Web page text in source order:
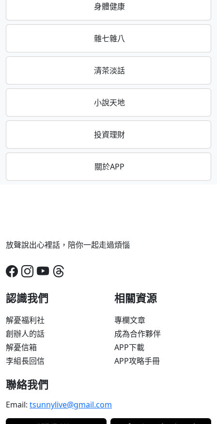
身體健康
雜七雜八
清茶淡話
小說天地
投資理財
關於APP
放聲說出心裡話，陪你一起走過煩惱
認識我們
解憂福利社
創辦人的話
解憂信箱
李組長回信
相關資源
專欄文章
成為合作夥伴
APP下載
APP攻略手冊
聯絡我們
Email: tsunnylive@gmail.com